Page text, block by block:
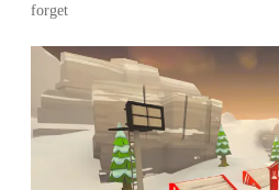
forget